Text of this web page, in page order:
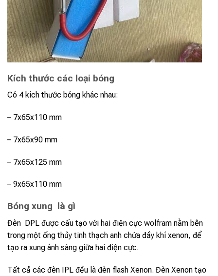
Kích thước các loại bóng
Có 4 kích thước bóng khác nhau:
– 7x65x110 mm
– 7x65x90 mm
– 7x65x125 mm
– 9x65x110 mm
Bóng xung là gì
Đèn DPL được cấu tạo với hai điện cực wolfram nằm bên
trong một ống thủy tinh thạch anh chứa đầy khí xenon, để
tạo ra xung ánh sáng giữa hai điện cực.
Tất cả các đèn IPL đều là đèn flash Xenon. Đèn Xenon tạo